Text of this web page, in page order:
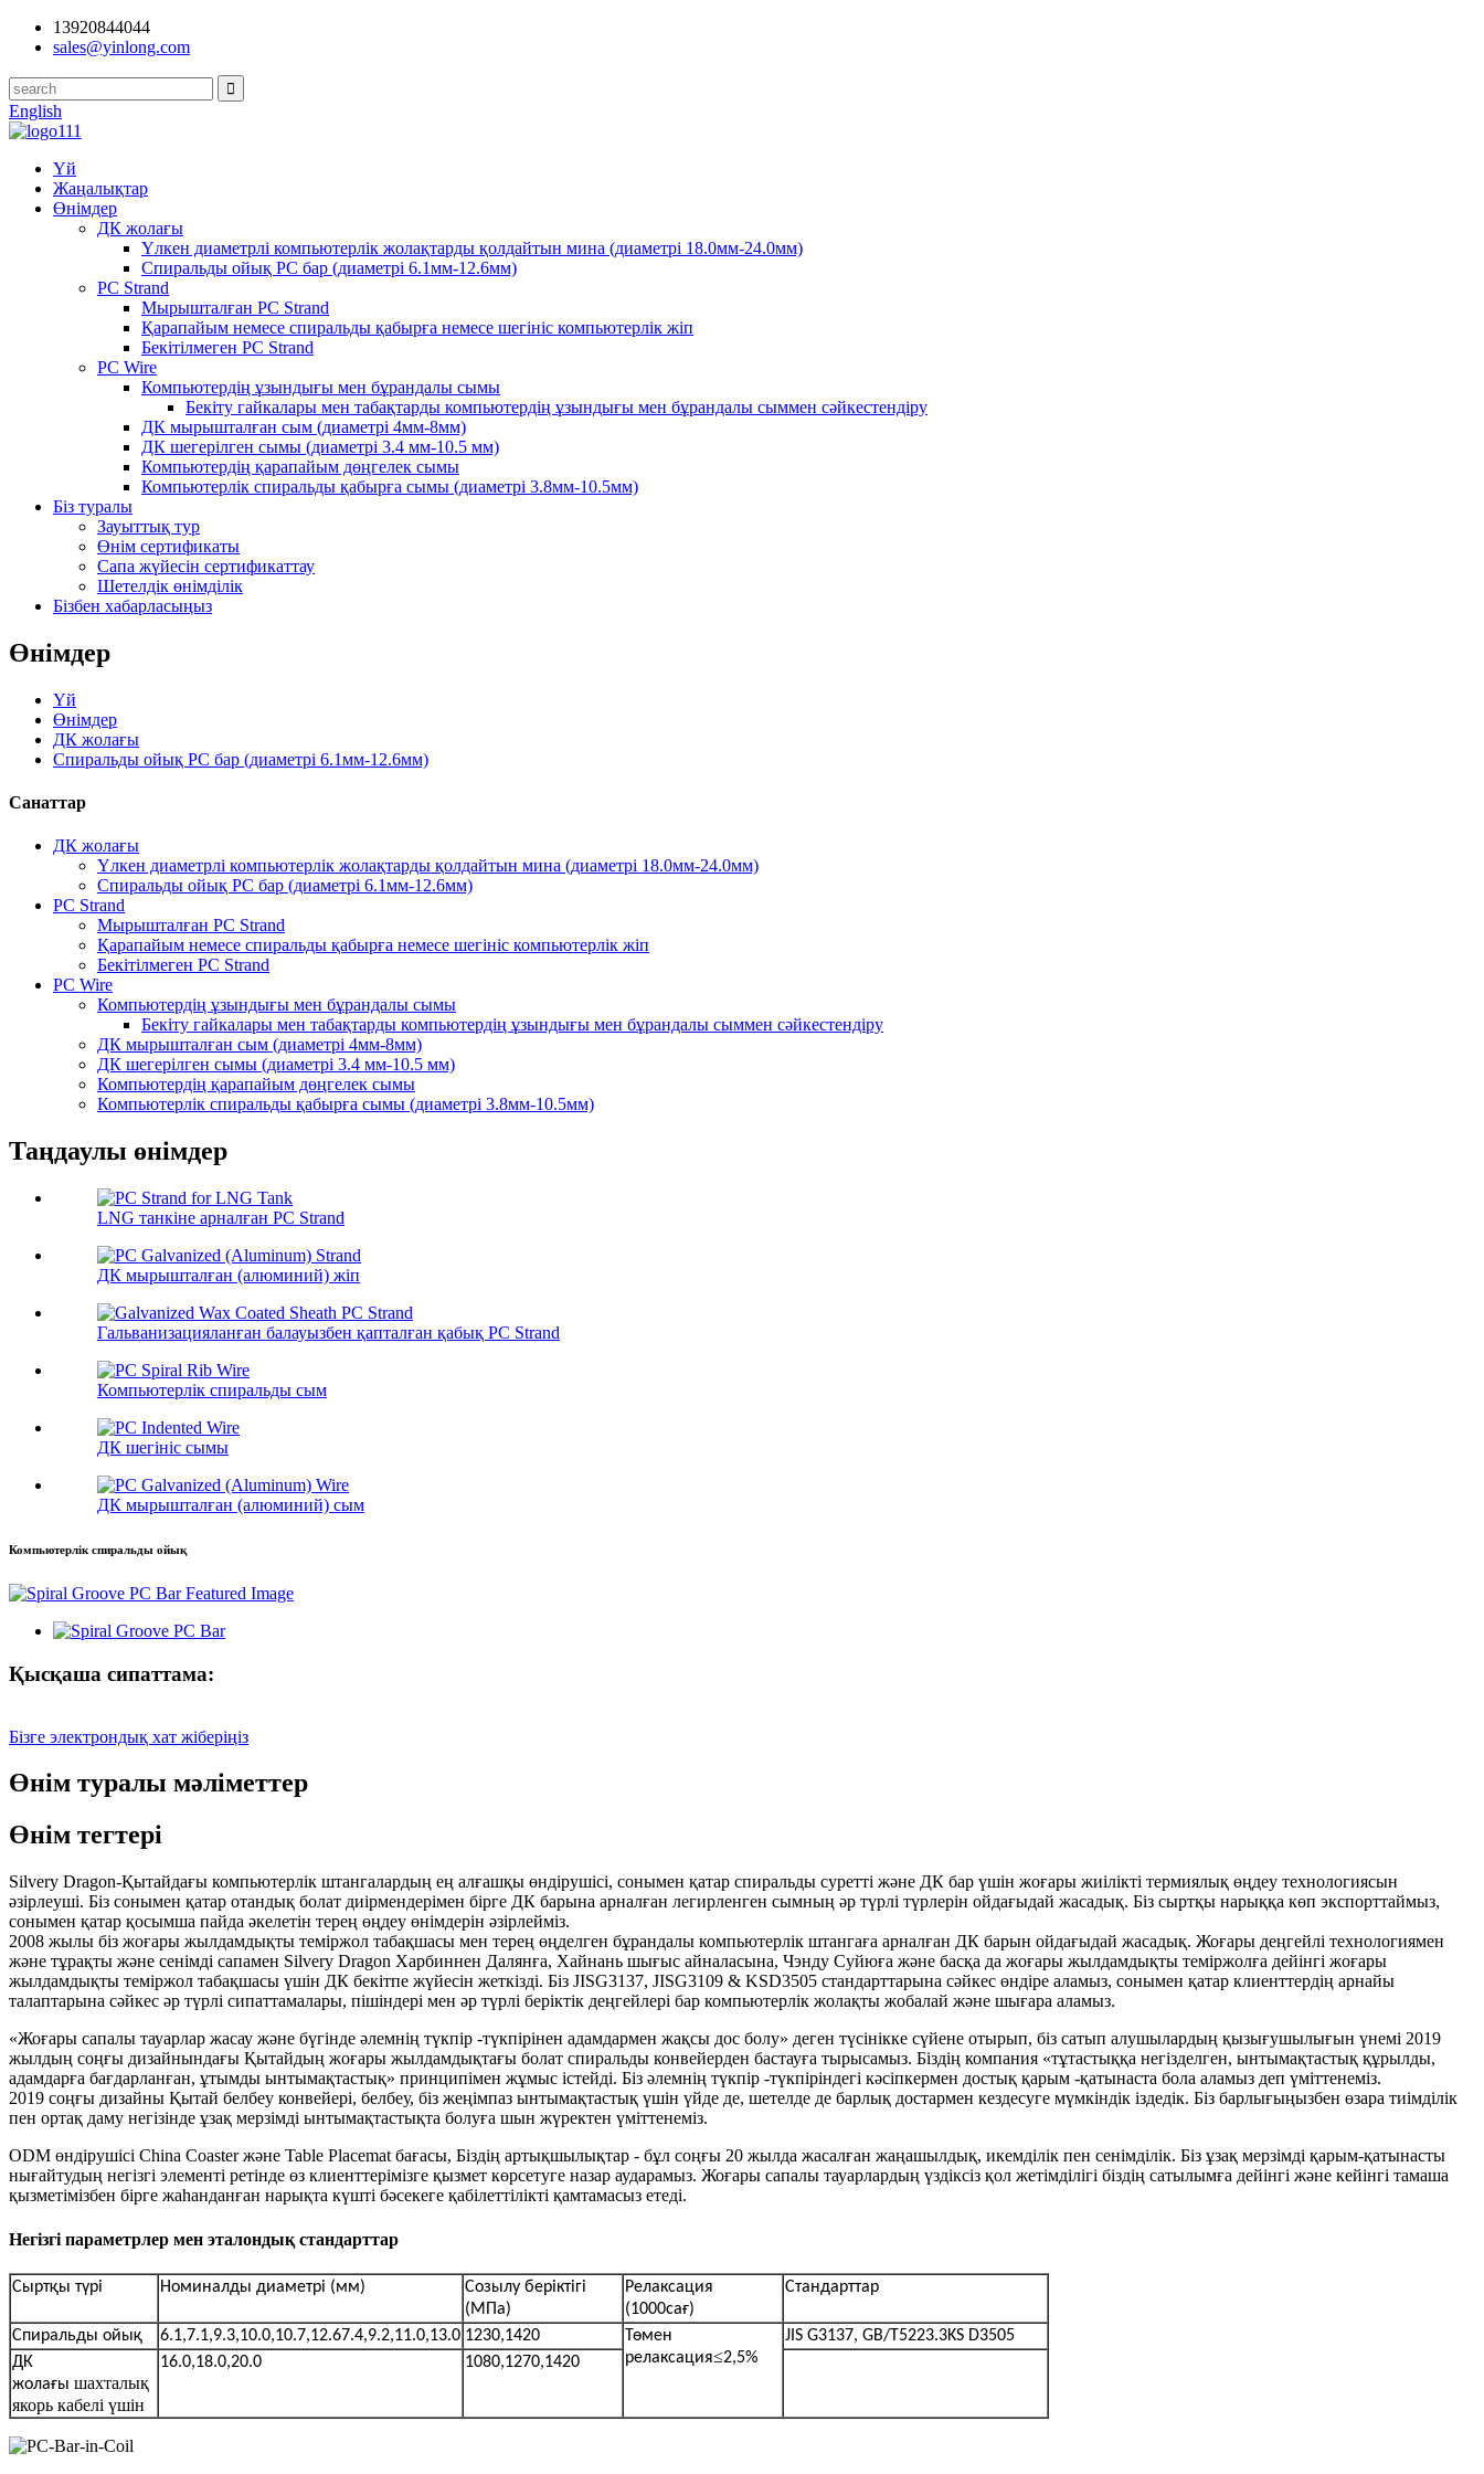
13920844044
sales@yinlong.com
English
Үй
Жаңалықтар
Өнімдер
ДК жолағы
Үлкен диаметрлі компьютерлік жолақтарды қолдайтын мина (диаметрі 18.0мм-24.0мм)
Спиральды ойық PC бар (диаметрі 6.1мм-12.6мм)
PC Strand
Мырышталған PC Strand
Қарапайым немесе спиральды қабырға немесе шегініс компьютерлік жіп
Бекітілмеген PC Strand
PC Wire
Компьютердің ұзындығы мен бұрандалы сымы
Бекіту гайкалары мен табақтарды компьютердің ұзындығы мен бұрандалы сыммен сәйкестендіру
ДК мырышталған сым (диаметрі 4мм-8мм)
ДК шегерілген сымы (диаметрі 3.4 мм-10.5 мм)
Компьютердің қарапайым дөңгелек сымы
Компьютерлік спиральды қабырға сымы (диаметрі 3.8мм-10.5мм)
Біз туралы
Зауыттық тур
Өнім сертификаты
Сапа жүйесін сертификаттау
Шетелдік өнімділік
Бізбен хабарласыңыз
Өнімдер
Үй
Өнімдер
ДК жолағы
Спиральды ойық PC бар (диаметрі 6.1мм-12.6мм)
Санаттар
ДК жолағы
Үлкен диаметрлі компьютерлік жолақтарды қолдайтын мина (диаметрі 18.0мм-24.0мм)
Спиральды ойық PC бар (диаметрі 6.1мм-12.6мм)
PC Strand
Мырышталған PC Strand
Қарапайым немесе спиральды қабырға немесе шегініс компьютерлік жіп
Бекітілмеген PC Strand
PC Wire
Компьютердің ұзындығы мен бұрандалы сымы
Бекіту гайкалары мен табақтарды компьютердің ұзындығы мен бұрандалы сыммен сәйкестендіру
ДК мырышталған сым (диаметрі 4мм-8мм)
ДК шегерілген сымы (диаметрі 3.4 мм-10.5 мм)
Компьютердің қарапайым дөңгелек сымы
Компьютерлік спиральды қабырға сымы (диаметрі 3.8мм-10.5мм)
Таңдаулы өнімдер
LNG танкіне арналған PC Strand
ДК мырышталған (алюминий) жіп
Гальванизацияланған балауызбен қапталған қабық PC Strand
Компьютерлік спиральды сым
ДК шегініс сымы
ДК мырышталған (алюминий) сым
Компьютерлік спиральды ойық
Қысқаша сипаттама:
Бізге электрондық хат жіберіңіз
Өнім туралы мәліметтер
Өнім тегтері
Silvery Dragon-Қытайдағы компьютерлік штангалардың ең алғашқы өндірушісі, сонымен қатар спиральды суретті және ДК бар үшін жоғары жиілікті термиялық өңдеу технологиясын
әзірлеуші. Біз сонымен қатар отандық болат диірмендерімен бірге ДК барына арналған легирленген сымның әр түрлі түрлерін ойдағыдай жасадық. Біз сыртқы нарыққа көп экспорттаймыз,
сонымен қатар қосымша пайда әкелетін терең өңдеу өнімдерін әзірлейміз.
2008 жылы біз жоғары жылдамдықты теміржол табақшасы мен терең өңделген бұрандалы компьютерлік штангаға арналған ДК барын ойдағыдай жасадық. Жоғары деңгейлі технологиямен
және тұрақты және сенімді сапамен Silvery Dragon Харбиннен Далянға, Хайнань шығыс айналасына, Чэнду Суйюға және басқа да жоғары жылдамдықты теміржолға дейінгі жоғары
жылдамдықты теміржол табақшасы үшін ДК бекітпе жүйесін жеткізді. Біз JISG3137, JISG3109 & KSD3505 стандарттарына сәйкес өндіре аламыз, сонымен қатар клиенттердің арнайы
талаптарына сәйкес әр түрлі сипаттамалары, пішіндері мен әр түрлі беріктік деңгейлері бар компьютерлік жолақты жобалай және шығара аламыз.
«Жоғары сапалы тауарлар жасау және бүгінде әлемнің түкпір -түкпірінен адамдармен жақсы дос болу» деген түсінікке сүйене отырып, біз сатып алушылардың қызығушылығын үнемі 2019
жылдың соңғы дизайнындағы Қытайдың жоғары жылдамдықтағы болат спиральды конвейерден бастауға тырысамыз. Біздің компания «тұтастыққа негізделген, ынтымақтастық құрылды,
адамдарға бағдарланған, ұтымды ынтымақтастық» принципімен жұмыс істейді. Біз әлемнің түкпір -түкпіріндегі кәсіпкермен достық қарым -қатынаста бола аламыз деп үміттенеміз.
2019 соңғы дизайны Қытай белбеу конвейері, белбеу, біз жеңімпаз ынтымақтастық үшін үйде де, шетелде де барлық достармен кездесуге мүмкіндік іздедік. Біз барлығыңызбен өзара тиімділік
пен ортақ даму негізінде ұзақ мерзімді ынтымақтастықта болуға шын жүректен үміттенеміз.
ODM өндірушісі China Coaster және Table Placemat бағасы, Біздің артықшылықтар - бұл соңғы 20 жылда жасалған жаңашылдық, икемділік пен сенімділік. Біз ұзақ мерзімді қарым-қатынасты
нығайтудың негізгі элементі ретінде өз клиенттерімізге қызмет көрсетуге назар аударамыз. Жоғары сапалы тауарлардың үздіксіз қол жетімділігі біздің сатылымға дейінгі және кейінгі тамаша
қызметімізбен бірге жаһанданған нарықта күшті бәсекеге қабілеттілікті қамтамасыз етеді.
Негізгі параметрлер мен эталондық стандарттар
Сыртқы түрі Номиналды диаметрі (мм)
Созылу беріктігі
(МПа)
Релаксация
(1000сағ)
Стандарттар
Спиральды ойық 6.1,7.1,9.3,10.0,10.7,12.67.4,9.2,11.0,13.0 1230,1420
Төмен
релаксация≤2,5%
JIS G3137, GB/T5223.3KS D3505
ДК
жолағы шахталық
якорь кабелі үшін
16.0,18.0,20.0 1080,1270,1420